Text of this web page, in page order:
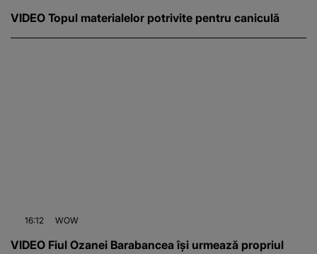
VIDEO Topul materialelor potrivite pentru caniculă
16:12 WOW
VIDEO Fiul Ozanei Barabancea își urmează propriul